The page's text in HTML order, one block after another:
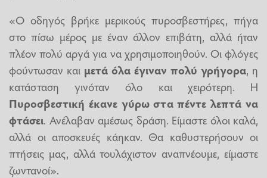
«Ο οδηγός βρήκε μερικούς πυροσβεστήρες, πήγα
στο πίσω μέρος με έναν άλλον επιβάτη, αλλά ήταν
πλέον πολύ αργά για να χρησιμοποιηθούν. Οι φλόγες
φούντωσαν και μετά όλα έγιναν πολύ γρήγορα, η
κατάσταση γινόταν όλο και χειρότερη. Η
Πυροσβεστική έκανε γύρω στα πέντε λεπτά να
φτάσει. Ανέλαβαν αμέσως δράση. Είμαστε όλοι καλά,
αλλά οι αποσκευές κάηκαν. Θα καθυστερήσουν οι
πτήσεις μας, αλλά τουλάχιστον αναπνέουμε, είμαστε
ζωντανοί».